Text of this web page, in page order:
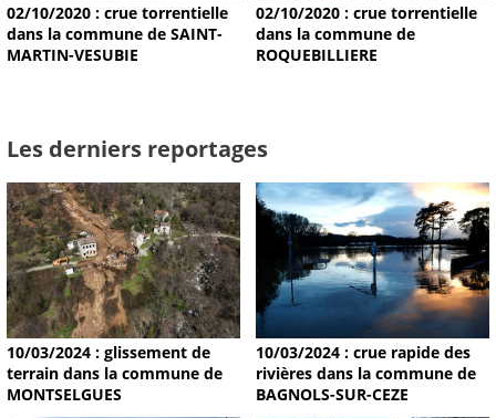
02/10/2020 : crue torrentielle
dans la commune de SAINT-
MARTIN-VESUBIE
02/10/2020 : crue torrentielle
dans la commune de
ROQUEBILLIERE
Les derniers reportages
10/03/2024 : glissement de
terrain dans la commune de
MONTSELGUES
10/03/2024 : crue rapide des
rivières dans la commune de
BAGNOLS-SUR-CEZE